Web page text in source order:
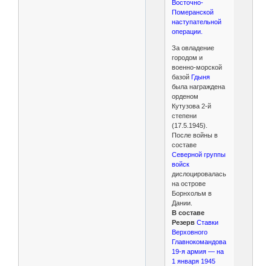
Восточно-
Померанской
наступательной
операции.
За овладение
городом и
военно-морской
базой Гдыня
была награждена
орденом
Кутузова 2-й
степени
(17.5.1945).
После войны в
составе
Северной группы
войск
дислоцировалась
на острове
Борнхольм в
Дании.
В составе
РезервСтавки
Верховного
Главнокомандования,
19-я армия — на
1 января 1945